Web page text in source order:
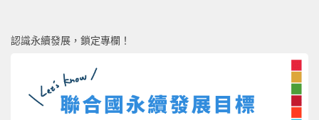
認識永續發展，鎖定專欄！